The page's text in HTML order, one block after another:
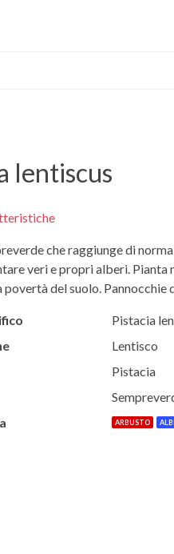
lentiscus
che raggiunge di
veri e propri alberi.
del suolo. Pannocchie
Pistacia
Lentisco
Pistacia
ARBUSTO